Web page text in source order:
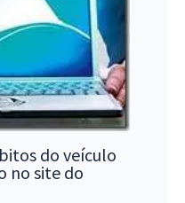
do veículo
no site do